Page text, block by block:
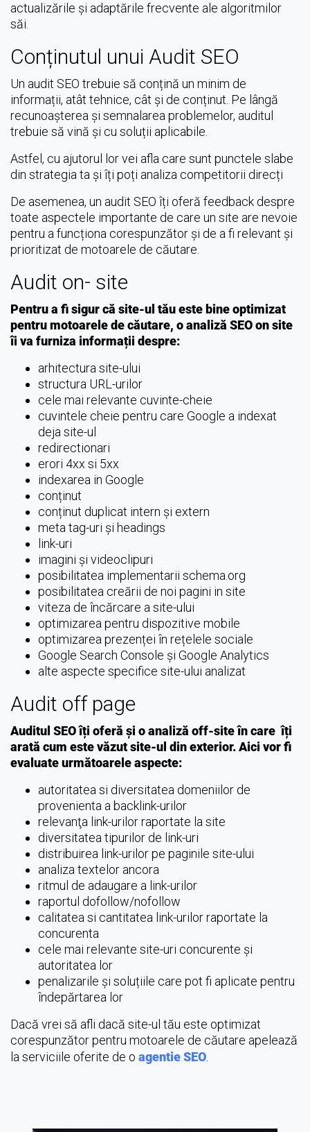
actualizările și adaptările frecvente ale algoritmilor
săi.
Conținutul unui Audit SEO
Un audit SEO trebuie să conțină un minim de
informații, atât tehnice, cât și de conținut. Pe lângă
recunoașterea și semnalarea problemelor, auditul
trebuie să vină și cu soluții aplicabile.
Astfel, cu ajutorul lor vei afla care sunt punctele slabe
din strategia ta și îți poți analiza competitorii direcți
De asemenea, un audit SEO îți oferă feedback despre
toate aspectele importante de care un site are nevoie
pentru a funcționa corespunzător şi de a fi relevant și
prioritizat de motoarele de căutare.
Audit on- site
Pentru a fi sigur că site-ul tău este bine optimizat
pentru motoarele de căutare, o analiză SEO on site
îi va furniza informații despre:
arhitectura site-ului
structura URL-urilor
cele mai relevante cuvinte-cheie
cuvintele cheie pentru care Google a indexat
deja site-ul
redirectionari
erori 4xx si 5xx
indexarea in Google
conținut
conținut duplicat intern și extern
meta tag-uri și headings
link-uri
imagini și videoclipuri
posibilitatea implementarii schema.org
posibilitatea creării de noi pagini in site
viteza de încărcare a site-ului
optimizarea pentru dispozitive mobile
optimizarea prezenței în rețelele sociale
Google Search Console și Google Analytics
alte aspecte specifice site-ului analizat
Audit off page
Auditul SEO îți oferă și o analiză off-site în care îți
arată cum este văzut site-ul din exterior. Aici vor fi
evaluate următoarele aspecte:
autoritatea si diversitatea domeniilor de
provenienta a backlink-urilor
relevanţa link-urilor raportate la site
diversitatea tipurilor de link-uri
distribuirea link-urilor pe paginile site-ului
analiza textelor ancora
ritmul de adaugare a link-urilor
raportul dofollow/nofollow
calitatea si cantitatea link-urilor raportate la
concurenta
cele mai relevante site-uri concurente și
autoritatea lor
penalizarile și soluțiile care pot fi aplicate pentru
îndepărtarea lor
Dacă vrei să afli dacă site-ul tău este optimizat
corespunzător pentru motoarele de căutare apelează
la serviciile oferite de o agentie SEO